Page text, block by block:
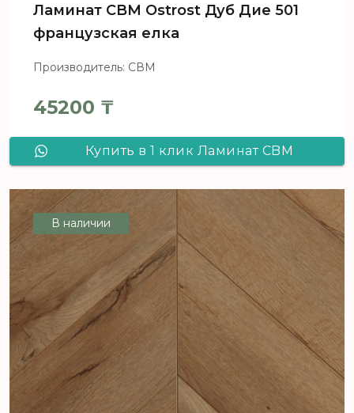
Ламинат CBM Ostrost Дуб Дие 501
французская елка
Производитель: СВМ
45200 ₸
Купить в 1 клик Ламинат CBM
елка
В наличии